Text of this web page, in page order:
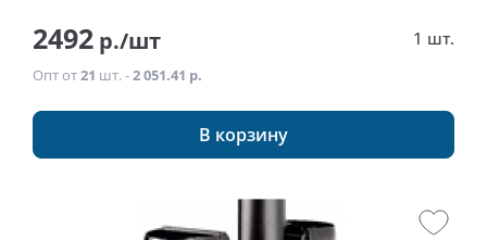
2492 р./шт 1 шт.
Опт от21 шт. -2 051.41 р.
В корзину